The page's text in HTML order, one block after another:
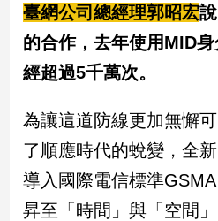
專
區
台
灣
觀
點
臺網公司總經理郭昭宏
的合作，去年使用MID
經超過5千萬次。
為讓這道防線更加無懈
了順應時代的蛻變，全
導入國際電信標準
昇至「時間」與「空間」